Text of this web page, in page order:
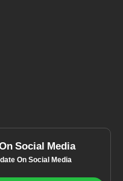
Social Media
On Social Media